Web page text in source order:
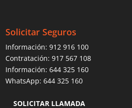
Solicitar Seguros
Información:912 916 100
Contratación:917 567 108
Información:644 325 160
WhatsApp:644 325 160
SOLICITAR LLAMADA